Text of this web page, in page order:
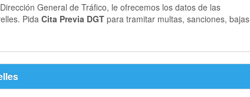
General de Tráfico, le ofrecemos los datos de las
Pida Cita Previa DGT para tramitar multas, sanciones, bajas